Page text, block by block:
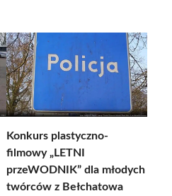
Konkurs plastyczno-
filmowy „LETNI
przeWODNIK” dla młodych
twórców z Bełchatowa